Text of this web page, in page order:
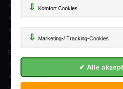
Kontakt
Sitemap
Newsletter
Mein Konto
Rund um Ihren Einkauf
Versand und Lieferung
Komfort Cookies
Marketing-/ Tracking-Cookies